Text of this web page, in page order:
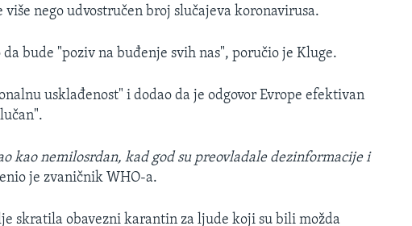
više nego udvostručen broj slučajeva koronavirusa.
bude "poziv na buđenje svih nas", poručio je Kluge.
usklađenost" i dodao da je odgovor Evrope efektivan
kao nemilosrdan, kad god su preovladale dezinformacije i
je zvaničnik WHO-a.
skratila obavezni karantin za ljude koji su bili možda